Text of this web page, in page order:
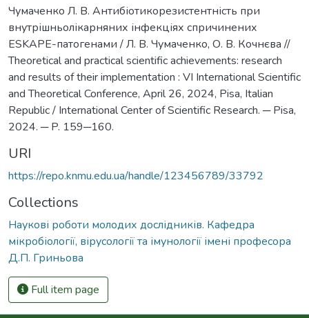
Чумаченко Л. В. Антибіотикорезистентність при
внутрішньолікарняних інфекціях спричинених
ESKAPE-патогенами / Л. В. Чумаченко, О. В. Кочнєва //
Theoretical and practical scientific achievements: research
and results of their implementation : VI International Scientific
and Theoretical Conference, April 26, 2024, Pisa, Italian
Republic / International Center of Scientific Research. ─ Pisa,
2024. ─ P. 159─160.
URI
https://repo.knmu.edu.ua/handle/123456789/33792
Collections
Наукові роботи молодих дослідників. Кафедра
мікробіології, вірусології та імунології імені професора
Д.П. Гриньова
Full item page